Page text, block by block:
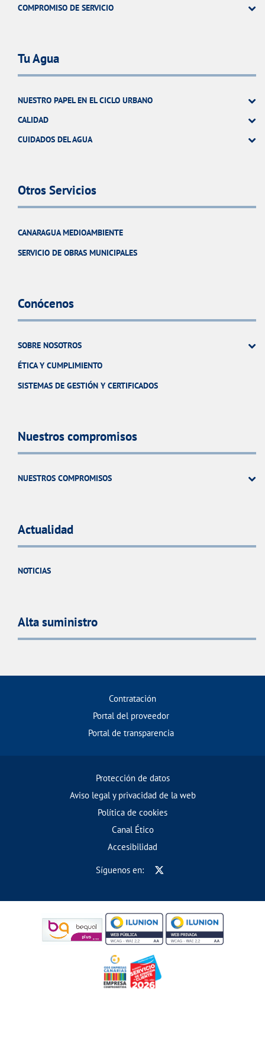
COMPROMISO DE SERVICIO
Tu Agua
NUESTRO PAPEL EN EL CICLO URBANO
CALIDAD
CUIDADOS DEL AGUA
Otros Servicios
CANARAGUA MEDIOAMBIENTE
SERVICIO DE OBRAS MUNICIPALES
Conócenos
SOBRE NOSOTROS
ÉTICA Y CUMPLIMIENTO
SISTEMAS DE GESTIÓN Y CERTIFICADOS
Nuestros compromisos
NUESTROS COMPROMISOS
Actualidad
NOTICIAS
Alta suministro
Contratación
Portal del proveedor
Portal de transparencia
Protección de datos
Aviso legal y privacidad de la web
Política de cookies
Canal Ético
Accesibilidad
Síguenos en: